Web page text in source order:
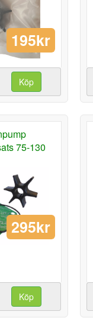
195kr
Köp
75-130
295kr
Köp